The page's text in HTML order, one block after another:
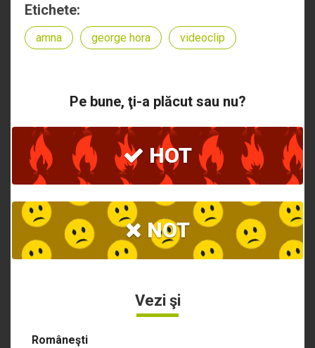
Etichete:
amna george hora videoclip
Pe bune, ţi-a plăcut sau nu?
HOT
NOT
Vezi şi
Româneşti